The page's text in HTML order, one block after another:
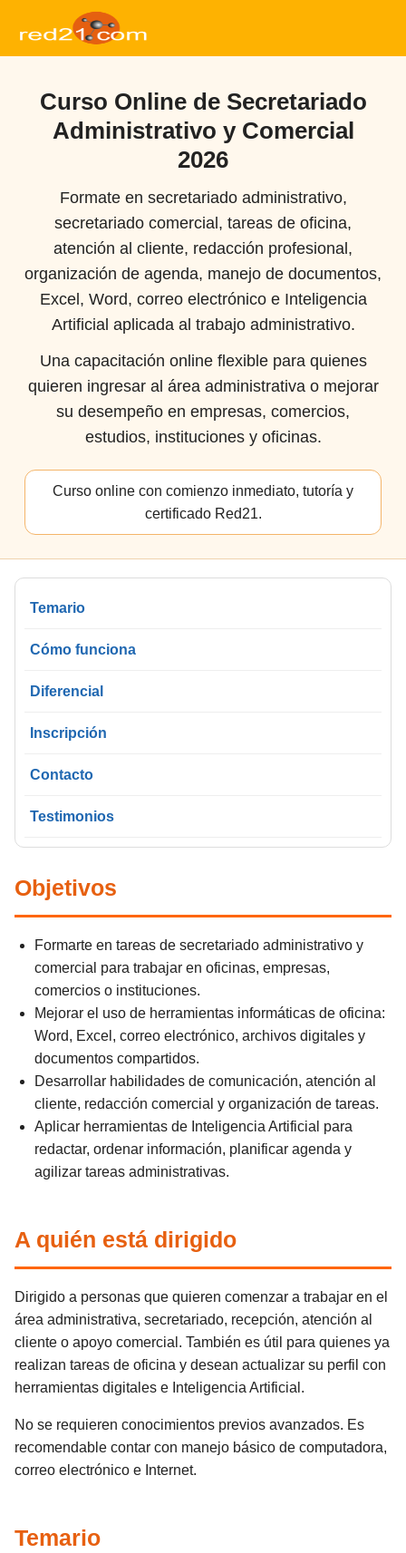
Curso Online de Secretariado
Administrativo y Comercial
2026
Formate en secretariado administrativo,
secretariado comercial, tareas de oficina,
atención al cliente, redacción profesional,
organización de agenda, manejo de documentos,
Excel, Word, correo electrónico e Inteligencia
Artificial aplicada al trabajo administrativo.
Una capacitación online flexible para quienes
quieren ingresar al área administrativa o mejorar
su desempeño en empresas, comercios,
estudios, instituciones y oficinas.
Curso online con comienzo inmediato, tutoría y
certificado Red21.
Temario
Cómo funciona
Diferencial
Inscripción
Contacto
Testimonios
Objetivos
Formarte en tareas de secretariado administrativo y
comercial para trabajar en oficinas, empresas,
comercios o instituciones.
Mejorar el uso de herramientas informáticas de oficina:
Word, Excel, correo electrónico, archivos digitales y
documentos compartidos.
Desarrollar habilidades de comunicación, atención al
cliente, redacción comercial y organización de tareas.
Aplicar herramientas de Inteligencia Artificial para
redactar, ordenar información, planificar agenda y
agilizar tareas administrativas.
A quién está dirigido
Dirigido a personas que quieren comenzar a trabajar en el
área administrativa, secretariado, recepción, atención al
cliente o apoyo comercial. También es útil para quienes ya
realizan tareas de oficina y desean actualizar su perfil con
herramientas digitales e Inteligencia Artificial.
No se requieren conocimientos previos avanzados. Es
recomendable contar con manejo básico de computadora,
correo electrónico e Internet.
Temario